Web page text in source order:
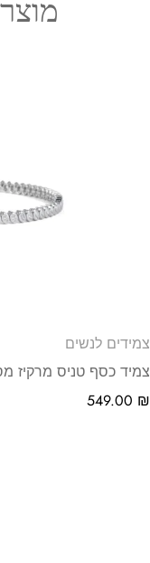
צמידים לנשים
צמיד כסף טניס מרקיז
549.00 ₪